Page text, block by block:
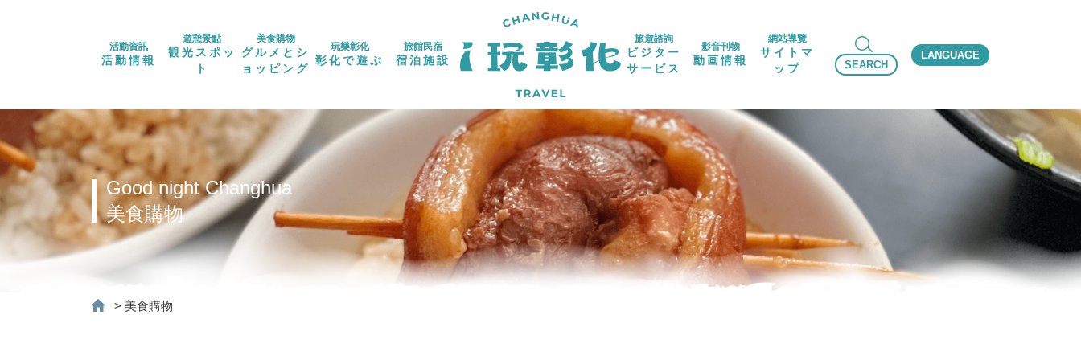
活動資訊
活動情報
遊憩景點
観光スポッ
ト
美食購物
グルメとシ
ョッピング
玩樂彰化
彰化で遊ぶ
旅館民宿
宿泊施設
旅遊諮詢
ビジター
サービス
影音刊物
動画情報
網站導覽
サイトマ
ップ
SEARCH
LANGUAGE
Good night Changhua
美食購物
> 美食購物